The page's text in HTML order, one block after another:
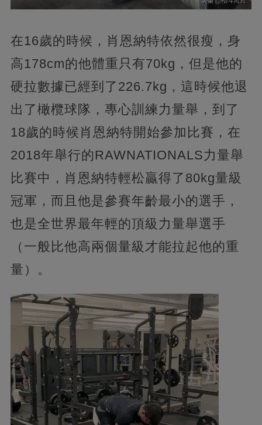
在16歲的時候，肖恩納特依然很瘦，身
高178cm的他體重只有70kg，但是他的
硬拉數據已經到了226.7kg，這時候他退
出了橄欖球隊，專心訓練力量舉，到了
18歲的時候肖恩納特開始參加比賽，在
2018年舉行的RAWNATIONALS力量舉
比賽中，肖恩納特輕松贏得了80kg量級
冠軍，而且他是參賽年齡最小的選手，
也是全世界最年輕的頂級力量舉選手
（一般比他高兩個量級才能拉起他的重
量）。